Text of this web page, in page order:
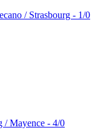
/ Strasbourg - 1/0
/ Mayence - 4/0